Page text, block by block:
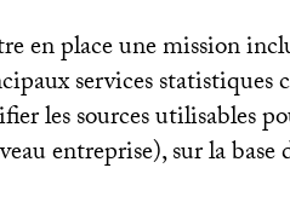
en place une mission
services statistiques
les sources utilisables
entreprise), sur la base